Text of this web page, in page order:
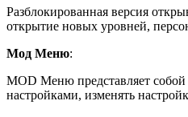
Разблокированная версия
открытие новых уровней,
Мод Меню:
MOD Меню представляет
настройками, изменять